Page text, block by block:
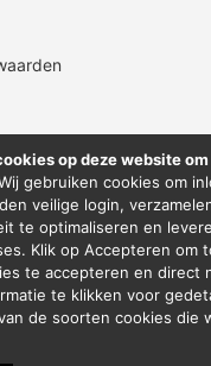
op deze website
gebruiken cookies om
veilige login,
te optimaliseren en
Klik op Accepteren om
te accepteren en direct
te klikken voor
de soorten cookies die